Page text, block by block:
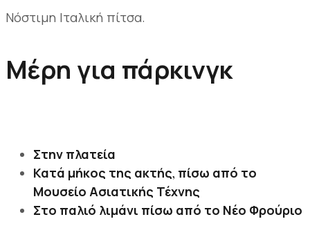
Νόστιμη Ιταλική πίτσα.
Μέρη για πάρκινγκ
Στην πλατεία
Κατά μήκος της ακτής, πίσω από το
Μουσείο Ασιατικής Τέχνης
Στο παλιό λιμάνι πίσω από το Νέο Φρούριο